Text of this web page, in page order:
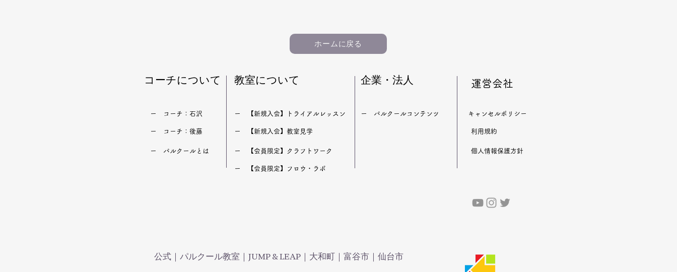
ホームに戻る
​コーチについて ​教室について 企業・法人 ​運営会社
​ー コーチ：石沢 ​ー 【新規入会】トライアルレッスン ​ー パルクールコンテンツ ​キャンセルポリシー
​ー コーチ：後藤 ​ー 【新規入会】教室見学 ​利用規約
​ー パルクールとは ​ー 【会員限定】クラフトワーク ​個人情報保護方針
​ー 【会員限定】フロウ・ラボ
公式｜パルクール教室｜JUMP & LEAP｜大和町｜富谷市｜仙台市